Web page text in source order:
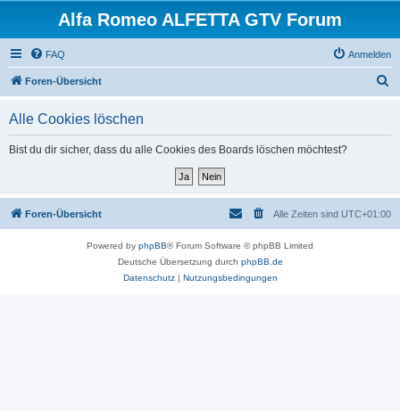
Alfa Romeo ALFETTA GTV Forum
FAQ Anmelden
Foren-Übersicht
Alle Cookies löschen
Bist du dir sicher, dass du alle Cookies des Boards löschen möchtest?
Foren-Übersicht Alle Zeiten sind UTC+01:00
Powered by phpBB® Forum Software © phpBB Limited
Deutsche Übersetzung durch phpBB.de
Datenschutz| Nutzungsbedingungen